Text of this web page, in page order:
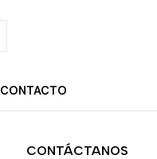
CONTACTO
CONTÁCTANOS